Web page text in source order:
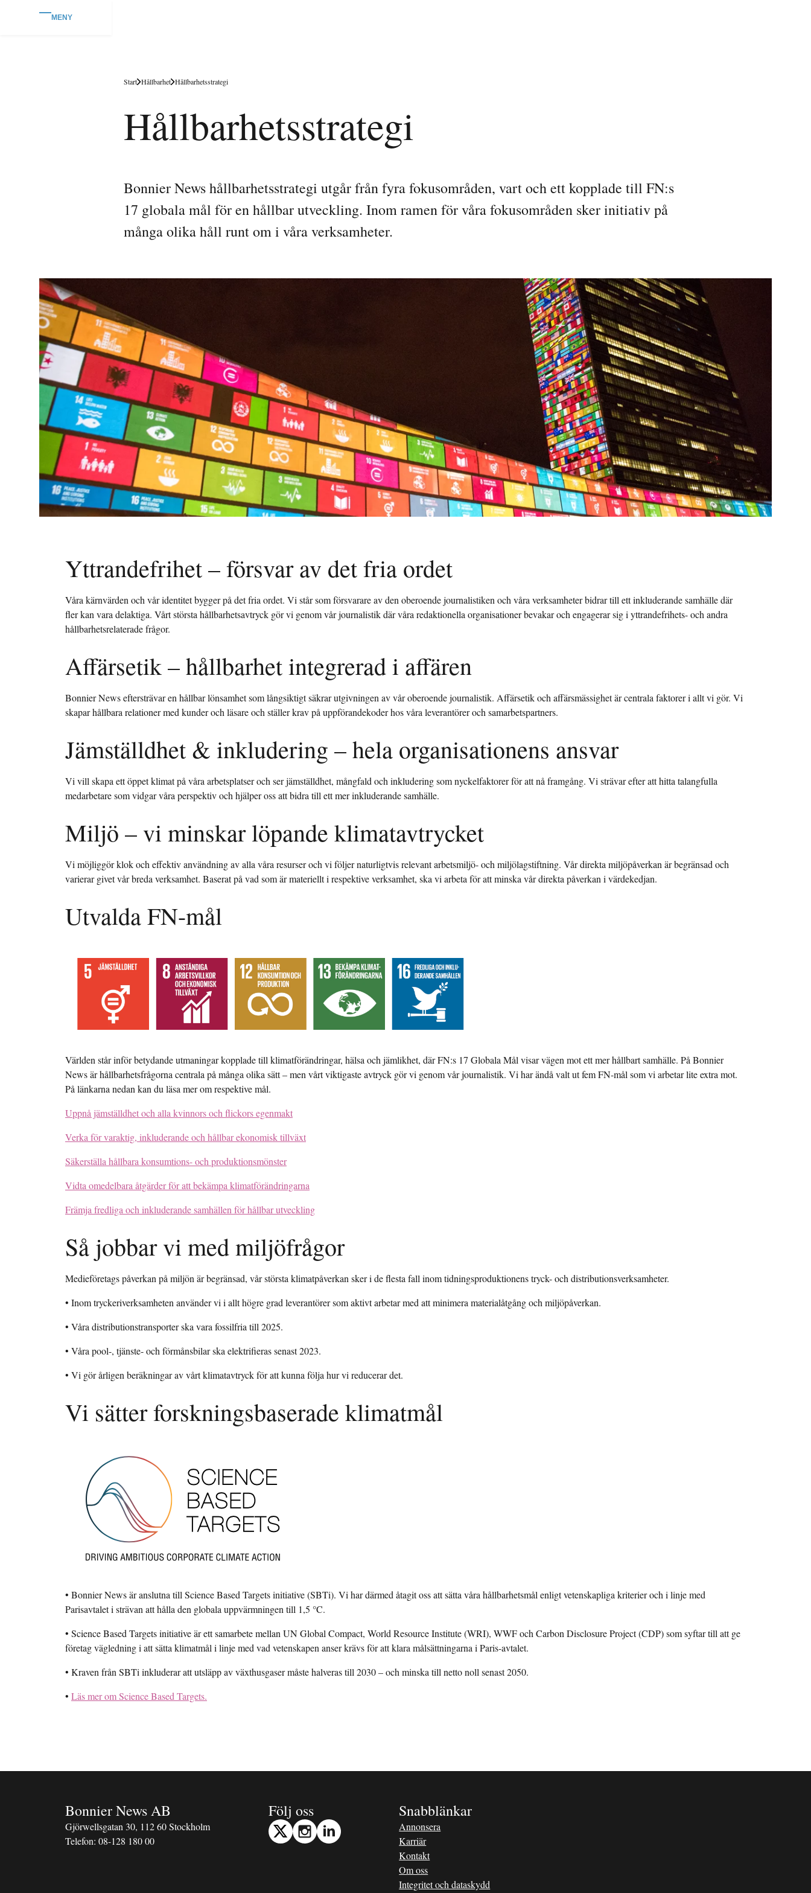
MENY
Start Hållbarhet Hållbarhetsstrategi
Hållbarhetsstrategi
Bonnier News hållbarhetsstrategi utgår från fyra fokusområden, vart och ett kopplade till FN:s
17 globala mål för en hållbar utveckling. Inom ramen för våra fokusområden sker initiativ på
många olika håll runt om i våra verksamheter.
Yttrandefrihet – försvar av det fria ordet
Våra kärnvärden och vår identitet bygger på det fria ordet. Vi står som försvarare av den oberoende journalistiken och våra verksamheter bidrar till ett inkluderande samhälle där
fler kan vara delaktiga. Vårt största hållbarhetsavtryck gör vi genom vår journalistik där våra redaktionella organisationer bevakar och engagerar sig i yttrandefrihets- och andra
hållbarhetsrelaterade frågor.
Affärsetik – hållbarhet integrerad i affären
Bonnier News eftersträvar en hållbar lönsamhet som långsiktigt säkrar utgivningen av vår oberoende journalistik. Affärsetik och affärsmässighet är centrala faktorer i allt vi gör. Vi
skapar hållbara relationer med kunder och läsare och ställer krav på uppförandekoder hos våra leverantörer och samarbetspartners.
Jämställdhet & inkludering – hela organisationens ansvar
Vi vill skapa ett öppet klimat på våra arbetsplatser och ser jämställdhet, mångfald och inkludering som nyckelfaktorer för att nå framgång. Vi strävar efter att hitta talangfulla
medarbetare som vidgar våra perspektiv och hjälper oss att bidra till ett mer inkluderande samhälle.
Miljö – vi minskar löpande klimatavtrycket
Vi möjliggör klok och effektiv användning av alla våra resurser och vi följer naturligtvis relevant arbetsmiljö- och miljölagstiftning. Vår direkta miljöpåverkan är begränsad och
varierar givet vår breda verksamhet. Baserat på vad som är materiellt i respektive verksamhet, ska vi arbeta för att minska vår direkta påverkan i värdekedjan.
Utvalda FN-mål
Världen står inför betydande utmaningar kopplade till klimatförändringar, hälsa och jämlikhet, där FN:s 17 Globala Mål visar vägen mot ett mer hållbart samhälle. På Bonnier
News är hållbarhetsfrågorna centrala på många olika sätt – men vårt viktigaste avtryck gör vi genom vår journalistik. Vi har ändå valt ut fem FN-mål som vi arbetar lite extra mot.
På länkarna nedan kan du läsa mer om respektive mål.
Uppnå jämställdhet och alla kvinnors och flickors egenmakt
Verka för varaktig, inkluderande och hållbar ekonomisk tillväxt
Säkerställa hållbara konsumtions- och produktionsmönster
Vidta omedelbara åtgärder för att bekämpa klimatförändringarna
Främja fredliga och inkluderande samhällen för hållbar utveckling
Så jobbar vi med miljöfrågor
Medieföretags påverkan på miljön är begränsad, vår största klimatpåverkan sker i de flesta fall inom tidningsproduktionens tryck- och distributionsverksamheter.
• Inom tryckeriverksamheten använder vi i allt högre grad leverantörer som aktivt arbetar med att minimera materialåtgång och miljöpåverkan.
• Våra distributionstransporter ska vara fossilfria till 2025.
• Våra pool-, tjänste- och förmånsbilar ska elektrifieras senast 2023.
• Vi gör årligen beräkningar av vårt klimatavtryckför att kunna följa hur vi reducerar det.
Vi sätter forskningsbaserade klimatmål
• Bonnier News är anslutna till Science Based Targets initiative (SBTi). Vi har därmed åtagit oss att sätta våra hållbarhetsmål enligt vetenskapliga kriterier och i linje med
Parisavtalet i strävan att hålla den globala uppvärmningen till 1,5 °C.
• Science Based Targets initiative är ett samarbete mellan UN Global Compact, World Resource Institute (WRI), WWF och Carbon Disclosure Project (CDP) som syftar till att ge
företag vägledning i att sätta klimatmål i linje med vad vetenskapen anser krävs för att klara målsättningarna i Paris-avtalet.
• Kraven från SBTi inkluderar att utsläpp av växthusgaser måste halveras till 2030 – och minska till netto noll senast 2050.
• Läs mer om Science Based Targets.
Bonnier News AB
Gjörwellsgatan 30, 112 60 Stockholm
Telefon: 08-128 180 00
Följ oss Snabblänkar
Annonsera
Karriär
Kontakt
Om oss
Integritet och dataskydd